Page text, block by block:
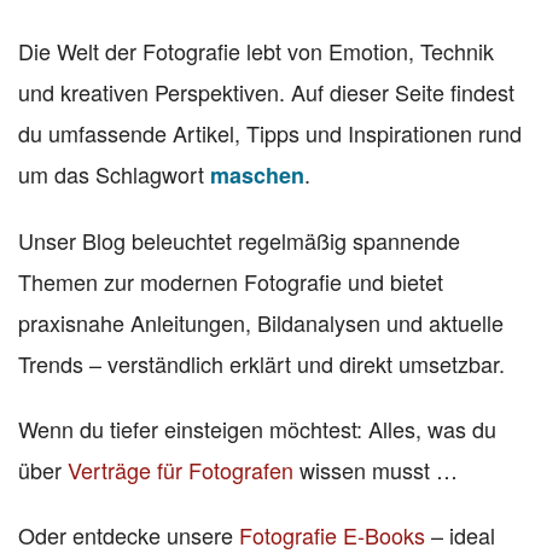
Die Welt der Fotografie lebt von Emotion, Technik
und kreativen Perspektiven. Auf dieser Seite findest
du umfassende Artikel, Tipps und Inspirationen rund
um das Schlagwort maschen.
Unser Blog beleuchtet regelmäßig spannende
Themen zur modernen Fotografie und bietet
praxisnahe Anleitungen, Bildanalysen und aktuelle
Trends – verständlich erklärt und direkt umsetzbar.
Wenn du tiefer einsteigen möchtest: Alles, was du
überVerträge für Fotografen wissen musst …
Oder entdecke unsere Fotografie E-Books– ideal